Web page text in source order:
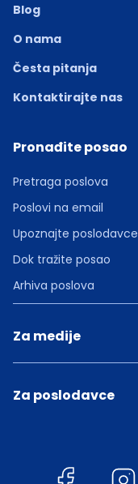
Blog
O nama
Česta pitanja
Kontaktirajte nas
Pronađite posao
Pretraga poslova
Poslovi na email
Upoznajte poslodavce
Dok tražite posao
Arhiva poslova
Za medije
Za poslodavce